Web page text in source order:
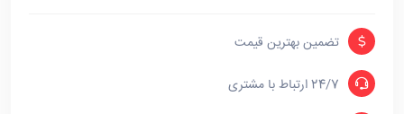
تضمین بهترین قیمت
24/7 ارتباط با مشتری